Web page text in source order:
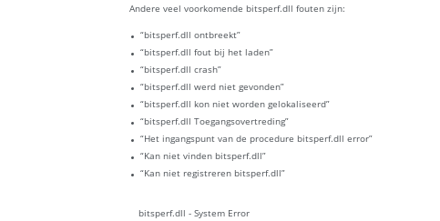
Andere veel voorkomende bitsperf.dll fouten zijn:
“bitsperf.dll ontbreekt”
“bitsperf.dll fout bij het laden”
“bitsperf.dll crash”
“bitsperf.dll werd niet gevonden”
“bitsperf.dll kon niet worden gelokaliseerd”
“bitsperf.dll Toegangsovertreding”
“Het ingangspunt van de procedure bitsperf.dll error”
“Kan niet vinden bitsperf.dll”
“Kan niet registreren bitsperf.dll”
bitsperf.dll - System Error